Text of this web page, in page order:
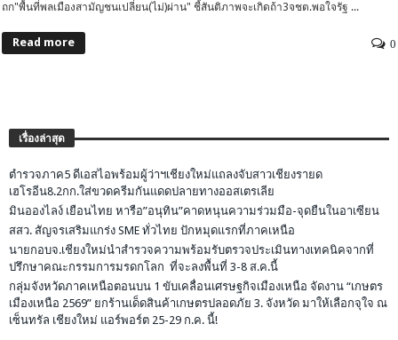
ถก"พื้นที่พลเมืองสามัญชนเปลี่ยน(ไม่)ผ่าน" ชี้สันติภาพจะเกิดถ้า3จชต.พอใจรัฐ ...
Read more 0
เรื่องล่าสุด
ตำรวจภาค5 ดีเอสไอพร้อมผู้ว่าฯเชียงใหม่แถลงจับสาวเชียงรายด
เฮโรอีน8.2กก.ใส่ขวดครีมกันแดดปลายทางออสเตรเลีย
มินอองไลง์ เยือนไทย หารือ”อนุทิน”คาดหนุนความร่วมมือ-จุดยืนในอาเซียน
สสว. สัญจรเสริมแกร่ง SME ทั่วไทย ปักหมุดแรกที่ภาคเหนือ
นายกอบจ.เชียงใหม่นำสำรวจความพร้อมรับตรวจประเมินทางเทคนิคจากที่
ปรึกษาคณะกรรมการมรดกโลก ที่จะลงพื้นที่ 3-8 ส.ค.นี้
กลุ่มจังหวัดภาคเหนือตอนบน 1 ขับเคลื่อนเศรษฐกิจเมืองเหนือ จัดงาน “เกษตร
เมืองเหนือ 2569” ยกร้านเด็ดสินค้าเกษตรปลอดภัย 3. จังหวัด มาให้เลือกจุใจ ณ
เซ็นทรัล เชียงใหม่ แอร์พอร์ต 25-29 ก.ค. นี้!